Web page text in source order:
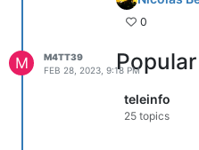
M
M4TT39
FEB 28, 2023, 9:18 PM
0
teleinfo
25 topics